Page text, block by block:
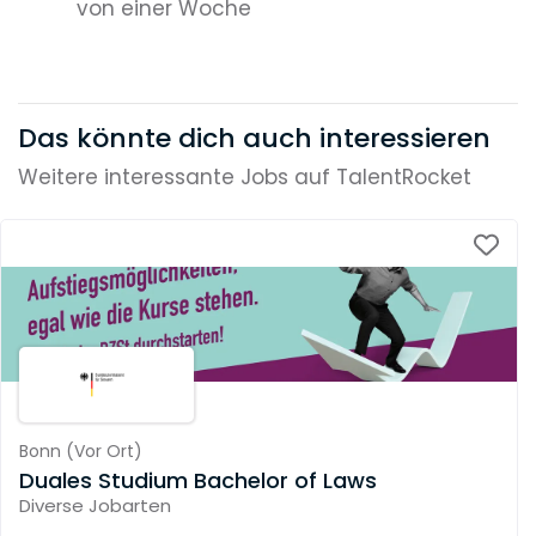
von einer Woche
Das könnte dich auch interessieren
Weitere interessante Jobs auf TalentRocket
Bonn (Vor Ort)
Duales Studium Bachelor of Laws
Diverse Jobarten